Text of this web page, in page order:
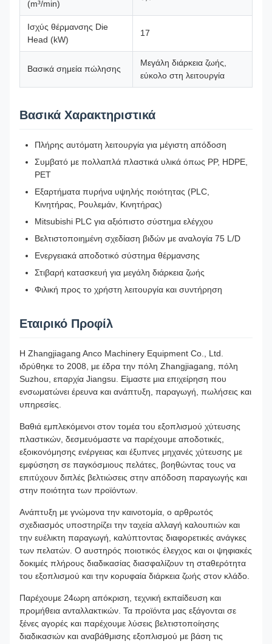
(m³/min)
Ισχύς θέρμανσης Die
Head (kW)
17
Βασικά σημεία πώλησης
Μεγάλη διάρκεια ζωής,
εύκολο στη λειτουργία
Βασικά Χαρακτηριστικά
Πλήρης αυτόματη λειτουργία για μέγιστη απόδοση
Συμβατό με πολλαπλά πλαστικά υλικά όπως PP, HDPE,
PET
Εξαρτήματα πυρήνα υψηλής ποιότητας (PLC,
Κινητήρας, Ρουλεμάν, Κινητήρας)
Mitsubishi PLC για αξιόπιστο σύστημα ελέγχου
Βελτιστοποιημένη σχεδίαση βιδών με αναλογία 75 L/D
Ενεργειακά αποδοτικό σύστημα θέρμανσης
Στιβαρή κατασκευή για μεγάλη διάρκεια ζωής
Φιλική προς το χρήστη λειτουργία και συντήρηση
Εταιρικό Προφίλ
Η Zhangjiagang Anco Machinery Equipment Co., Ltd.
ιδρύθηκε το 2008, με έδρα την πόλη Zhangjiagang, πόλη
Suzhou, επαρχία Jiangsu. Είμαστε μια επιχείρηση που
ενσωματώνει έρευνα και ανάπτυξη, παραγωγή, πωλήσεις και
υπηρεσίες.
Βαθιά εμπλεκόμενοι στον τομέα του εξοπλισμού χύτευσης
πλαστικών, δεσμευόμαστε να παρέχουμε αποδοτικές,
εξοικονόμησης ενέργειας και έξυπνες μηχανές χύτευσης με
εμφύσηση σε παγκόσμιους πελάτες, βοηθώντας τους να
επιτύχουν διπλές βελτιώσεις στην απόδοση παραγωγής και
στην ποιότητα των προϊόντων.
Ανάπτυξη με γνώμονα την καινοτομία, ο αρθρωτός
σχεδιασμός υποστηρίζει την ταχεία αλλαγή καλουπιών και
την ευέλικτη παραγωγή, καλύπτοντας διαφορετικές ανάγκες
των πελατών. Ο αυστηρός ποιοτικός έλεγχος και οι ψηφιακές
δοκιμές πλήρους διαδικασίας διασφαλίζουν τη σταθερότητα
του εξοπλισμού και την κορυφαία διάρκεια ζωής στον κλάδο.
Παρέχουμε 24ωρη απόκριση, τεχνική εκπαίδευση και
προμήθεια ανταλλακτικών. Τα προϊόντα μας εξάγονται σε
ξένες αγορές και παρέχουμε λύσεις βελτιστοποίησης
διαδικασιών και αναβάθμισης εξοπλισμού με βάση τις